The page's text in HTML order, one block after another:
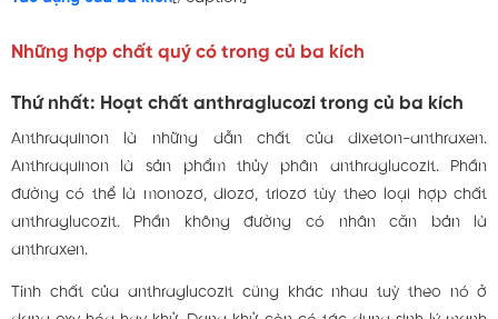
Những hợp chất quý có trong củ ba kích
Thứ nhất: Hoạt chất anthraglucozi trong củ ba kích
Anthraquinon là những dẫn chất của dixeton-anthraxen.
Anthraquinon là sản phẩm thủy phân anthraglucozit. Phần
đường có thể là monozơ, diozơ, triozơ tùy theo loại hợp chất
anthraglucozit. Phần không đường có nhân căn bản là
anthraxen.
Tính chất của anthraglucozit cũng khác nhau tuỳ theo nó ở